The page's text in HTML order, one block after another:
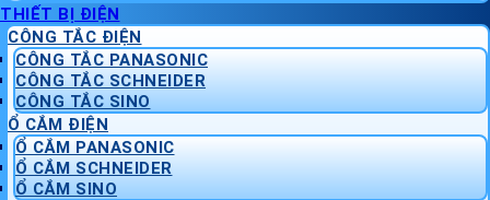
THIẾT BỊ ĐIỆN
CÔNG TẮC ĐIỆN
CÔNG TẮC PANASONIC
CÔNG TẮC SCHNEIDER
CÔNG TẮC SINO
Ổ CẮM ĐIỆN
Ổ CẮM PANASONIC
Ổ CẮM SCHNEIDER
Ổ CẮM SINO